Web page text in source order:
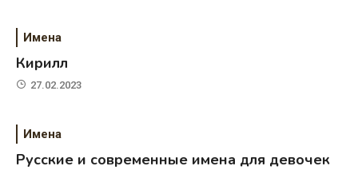
Имена
Кирилл
27.02.2023
Имена
Русские и современные имена для девочек